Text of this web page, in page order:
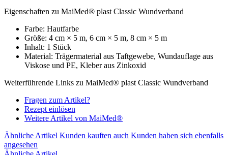
Eigenschaften zu MaiMed® plast Classic Wundverband
Farbe: Hautfarbe
Größe: 4 cm × 5 m, 6 cm × 5 m, 8 cm × 5 m
Inhalt: 1 Stück
Material: Trägermaterial aus Taftgewebe, Wundauflage aus
Viskose und PE, Kleber aus Zinkoxid
Weiterführende Links zu MaiMed® plast Classic Wundverband
Fragen zum Artikel?
Rezept einlösen
Weitere Artikel von MaiMed®
Ähnliche Artikel Kunden kauften auch Kunden haben sich ebenfalls
angesehen